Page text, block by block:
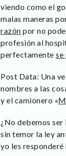
viendo como el
malas maneras
razón por no
profesión al
perfectamente se
Post Data: Una
nombres a las
y el camionero «
¿No debemos
sin temor la ley
yo les